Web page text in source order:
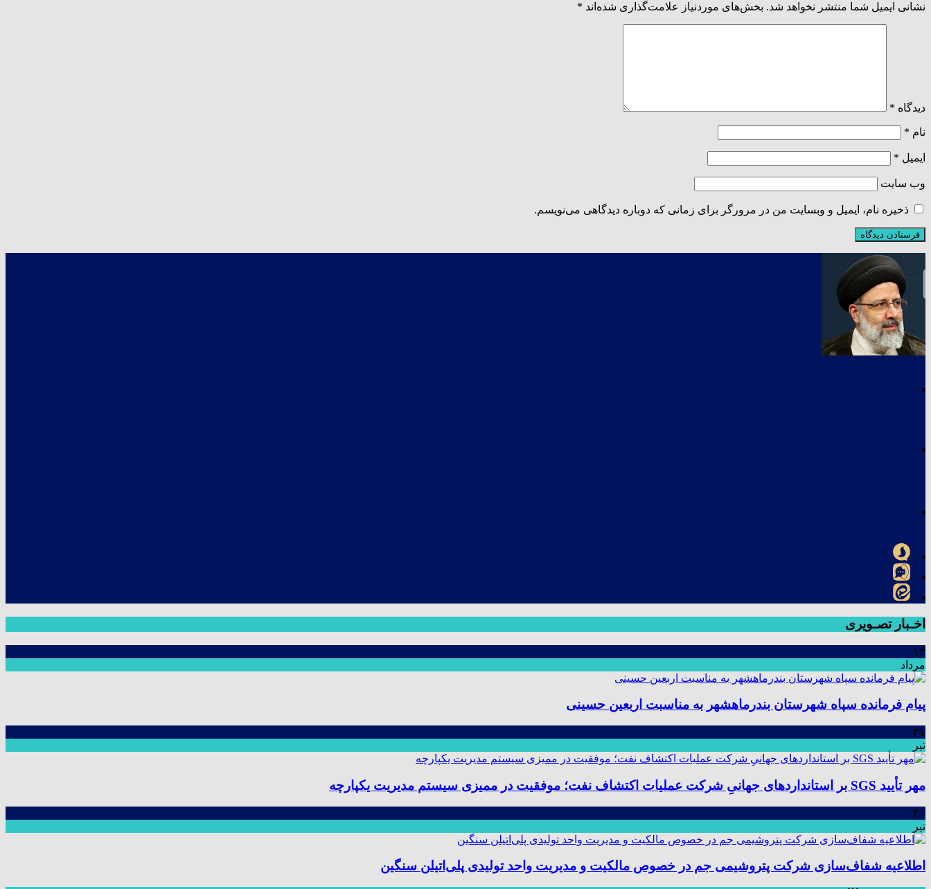
نشانی ایمیل شما منتشر نخواهد شد. بخش‌های موردنیاز علامت‌گذاری شده‌اند *
دیدگاه *
نام *
ایمیل *
وب‌ سایت
ذخیره نام، ایمیل و وبسایت من در مرورگر برای زمانی که دوباره دیدگاهی می‌نویسم.
اخـبار تصـویری
۱۳
مرداد
پیام فرمانده سپاه شهرستان بندرماهشهر به مناسبت اربعین حسینی
۳۱
تیر
مهر تأیید SGS بر استانداردهای جهانیِ شرکت عملیات اکتشاف نفت؛ موفقیت در ممیزی سیستم مدیریت یکپارچه
۳۰
تیر
اطلاعیه شفاف‌سازی شرکت پتروشیمی جم در خصوص مالکیت و مدیریت واحد تولیدی پلی‌اتیلن سنگین